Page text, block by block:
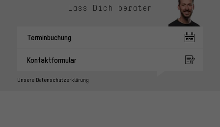
Lass Dich beraten
Terminbuchung
Kontaktformular
Unsere Datenschutzerklärung